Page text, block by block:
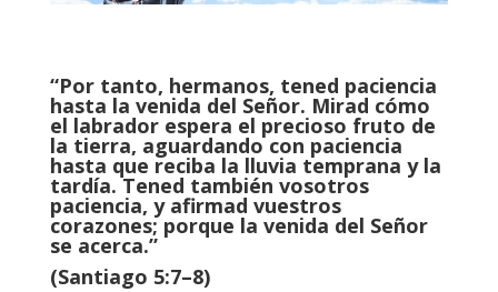
“Por tanto, hermanos, tened paciencia
hasta la venida del Señor. Mirad cómo
el labrador espera el precioso fruto de
la tierra, aguardando con paciencia
hasta que reciba la lluvia temprana y la
tardía. Tened también vosotros
paciencia, y afirmad vuestros
corazones; porque la venida del Señor
se acerca.”
(Santiago 5:7–8)